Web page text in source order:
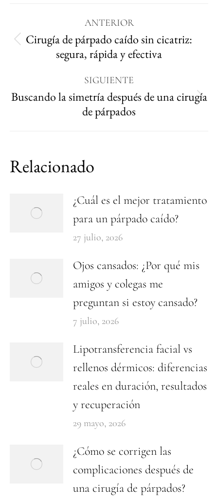
ANTERIOR
Cirugía de párpado caído sin cicatriz:
segura, rápida y efectiva
SIGUIENTE
Buscando la simetría después de una cirugía
de párpados
Relacionado
¿Cuál es el mejor tratamiento
para un párpado caído?
27 julio, 2026
Ojos cansados: ¿Por qué mis
amigos y colegas me
preguntan si estoy cansado?
7 julio, 2026
Lipotransferencia facial vs
rellenos dérmicos: diferencias
reales en duración, resultados
y recuperación
29 mayo, 2026
¿Cómo se corrigen las
complicaciones después de
una cirugía de párpados?